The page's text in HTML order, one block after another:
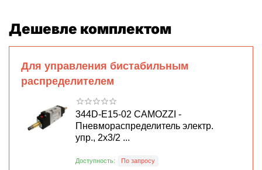
Дешевле комплектом
Для управления бистабильным
распределителем
344D-E15-02 CAMOZZI -
Пневмораспределитель электр.
упр., 2x3/2 ...
Доступность: По запросу